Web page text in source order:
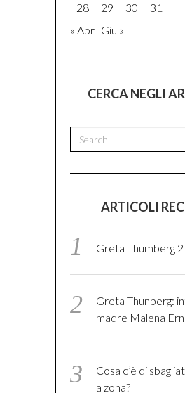
28 29 30
31
« Apr Giu »
CERCA NEGLI
ARTICOLI
Greta Thumberg 2
Greta Thunberg:
madre Malena
Cosa c’è di
a zona?